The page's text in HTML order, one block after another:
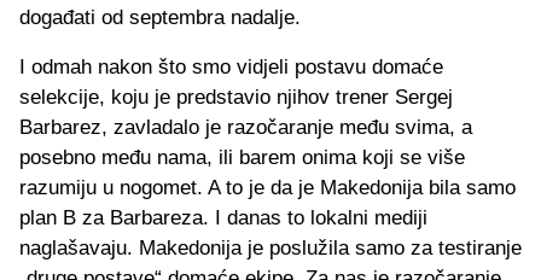
događati od septembra nadalje.
I odmah nakon što smo vidjeli postavu domaće
selekcije, koju je predstavio njihov trener Sergej
Barbarez, zavladalo je razočaranje među svima, a
posebno među nama, ili barem onima koji se više
razumiju u nogomet. A to je da je Makedonija bila samo
plan B za Barbareza. I danas to lokalni mediji
naglašavaju. Makedonija je poslužila samo za testiranje